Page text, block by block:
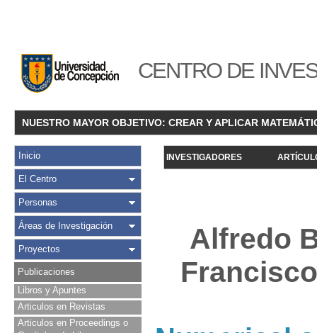
CENTRO DE
NUESTRO MAYOR OBJETIVO: CREAR Y APLICAR
Inicio
El Centro
Personas
Áreas de Investigación
Proyectos
Publicaciones
Libros y Apuntes
Articulos en Revistas
Articulos en Proceedings o
INVESTIGADORES
Alfredo